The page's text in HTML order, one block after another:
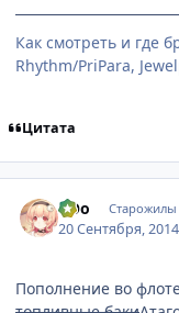
Как смотреть и где
Rhythm/PriPara,
Цитата
оОо Старожилы
20 Сентября, 2014
Пополнение во